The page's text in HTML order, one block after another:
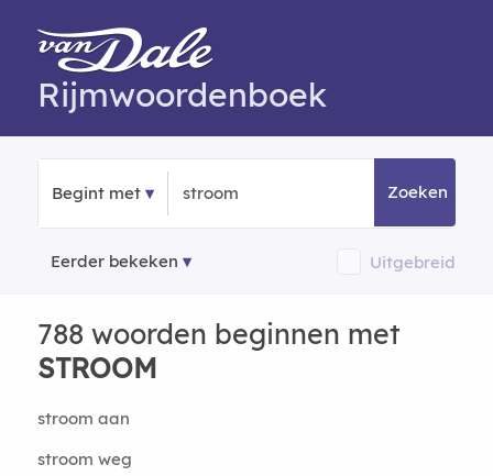
Rijmwoordenboek
Begint met Zoeken
Eerder bekeken Uitgebreid
788 woorden beginnen met
STROOM
stroom aan
stroom weg